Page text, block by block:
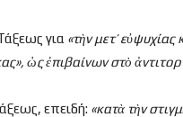
για «τὴν μετ’ εὐψυχίας
ὡςἐπιβαίνων στὸ
επειδή: «κατὰ τὴν στιγμ